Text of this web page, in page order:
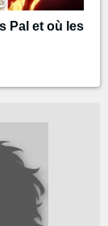
Pal et où les